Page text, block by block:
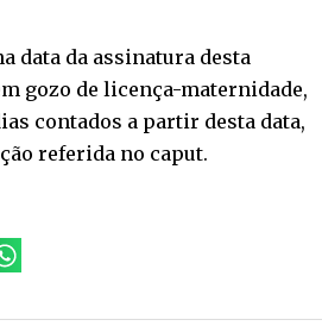
data da assinatura desta
gozo de licença-maternidade,
contados a partir desta data,
referida no caput.